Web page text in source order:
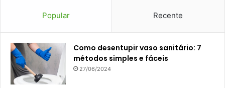
Popular Recente
Como desentupir vaso sanitário: 7
métodos simples e fáceis
27/06/2024